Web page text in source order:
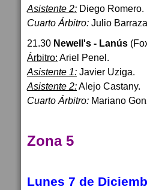
Asistente 2: Diego Romero.
Cuarto Árbitro: Julio
21.30 Newell's - Lanús
Árbitro: Ariel Penel.
Asistente 1: Javier Uziga.
Asistente 2:Alejo Castany.
Cuarto Árbitro: Mariano
Zona 5
Lunes 7 de